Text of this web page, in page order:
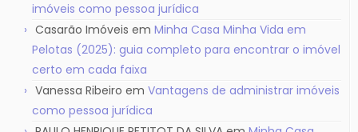
imóveis como pessoa jurídica
Casarão Imóveis em Minha Casa Minha Vida em
Pelotas (2025): guia completo para encontrar o imóvel
certo em cada faixa
Vanessa Ribeiro em Vantagens de administrar imóveis
como pessoa jurídica